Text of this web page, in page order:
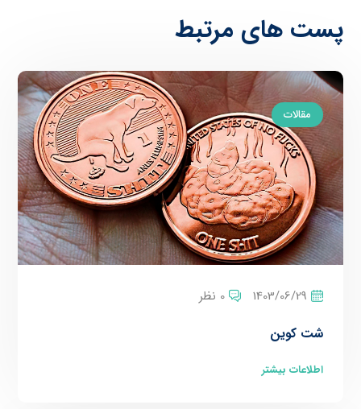
پست های مرتبط
مقالات
1403/06/29 0 نظر
شت کوین
اطلاعات بیشتر